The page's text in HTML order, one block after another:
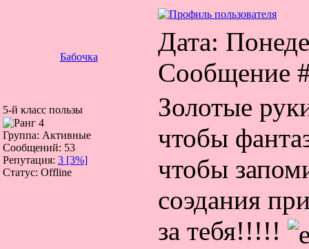
Бабочка
Дата:
Сообщение
5-й класс пользы
Группа: Активные
Сообщений: 53
Репутация: 3 [3%]
Статус: Offline
Золотые
чтобы
чтобы
соэдания
за тебя!!!!!